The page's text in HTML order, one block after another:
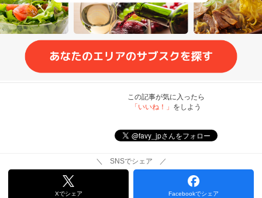
この記事が気に入ったら
「いいね！」 をしよう
＼ SNSでシェア ／
Xでシェア Facebookでシェア